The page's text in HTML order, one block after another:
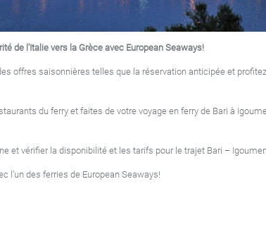
de l’Italie vers la Grèce avec European Seaways!
offres saisonnières telles que la réservation anticipée et
du ferry et faites de votre voyage en ferry de Bari à
et vérifier la disponibilité et les tarifs pour le trajet Bari –
l’un des ferries de European Seaways!